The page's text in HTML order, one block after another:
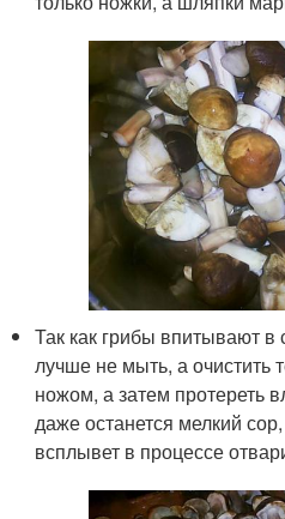
Так как грибы впитывают в
лучше не мыть, а очистить
ножом, а затем протереть
даже останется мелкий
всплывет в процессе